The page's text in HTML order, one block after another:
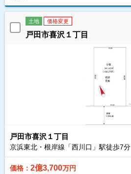
土地 価格変更
戸田市喜沢１丁目
戸田市喜沢１丁目
京浜東北・根岸線「西川口」駅徒歩7分
価格： 2億3,700万円